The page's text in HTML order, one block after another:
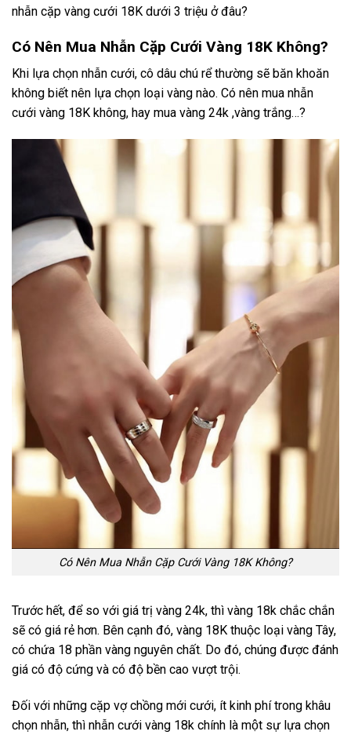
nhẫn cặp vàng cưới 18K dưới 3 triệu ở đâu?
Có Nên Mua Nhẫn Cặp Cưới Vàng 18K Không?
Khi lựa chọn nhẫn cưới, cô dâu chú rể thường sẽ băn khoăn
không biết nên lựa chọn loại vàng nào. Có nên mua nhẫn
cưới vàng 18K không, hay mua vàng 24k ,vàng trắng…?
Có Nên Mua Nhẫn Cặp Cưới Vàng 18K Không?
Trước hết, để so với giá trị vàng 24k, thì vàng 18k chắc chắn
sẽ có giá rẻ hơn. Bên cạnh đó, vàng 18K thuộc loại vàng Tây,
có chứa 18 phần vàng nguyên chất. Do đó, chúng được đánh
giá có độ cứng và có độ bền cao vượt trội.
Đối với những cặp vợ chồng mới cưới, ít kinh phí trong khâu
chọn nhẫn, thì nhẫn cưới vàng 18k chính là một sự lựa chọn